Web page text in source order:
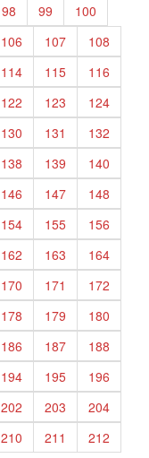
98 99
100
106 107
108
114 115
116
122 123
124
130 131
132
138 139
140
146 147
148
154 155
156
162 163
164
170 171
172
178 179
180
186 187
188
194 195
196
202 203
204
210 211
212